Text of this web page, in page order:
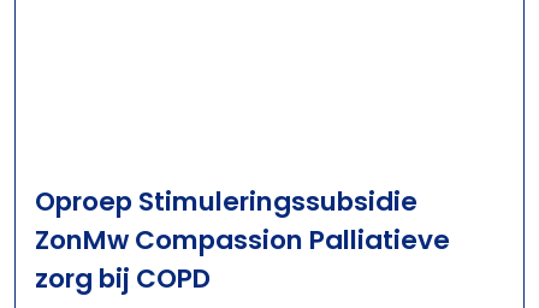
Oproep Stimuleringssubsidie
ZonMw Compassion Palliatieve
zorg bij COPD